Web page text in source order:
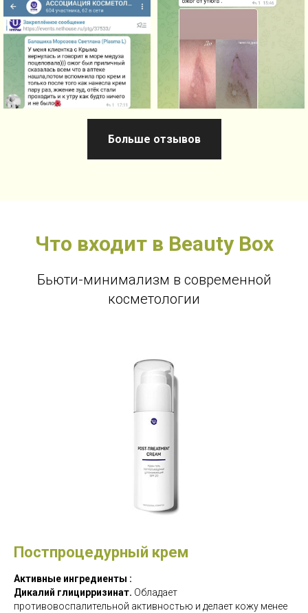
Больше отзывов
Что входит в Beauty Box
Бьюти-минимализм в современной
косметологии
Постпроцедурный крем
Активные ингредиенты :
Дикалий глицирризинат. Обладает
противовоспалительной активностью и делает кожу менее